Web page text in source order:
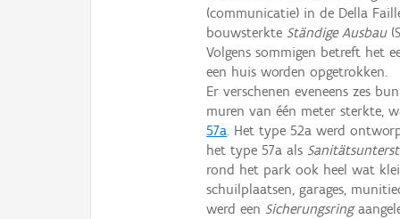
(communicatie) in de Della
bouwsterkte Ständige Ausbau
Volgens sommigen betreft het
een huis worden opgetrokken.
Er verschenen eveneens zes
muren van één meter sterkte,
57a. Het type 52a werd
het type 57a als
rond het park ook heel wat
schuilplaatsen, garages,
werd een Sicherungsring